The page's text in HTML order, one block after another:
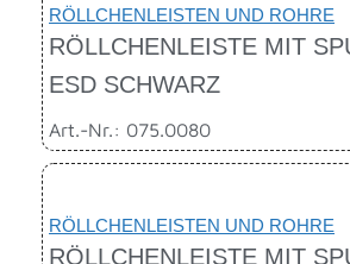
RÖLLCHENLEISTEN UND ROHRE
RÖLLCHENLEISTE MIT
ESD SCHWARZ
Art.-Nr.: 075.0080
RÖLLCHENLEISTEN UND ROHRE
RÖLLCHENLEISTE MIT